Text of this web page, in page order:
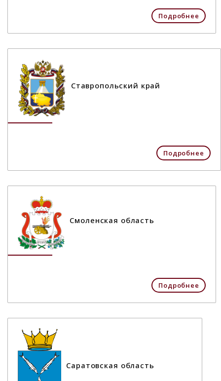
Подробнее
Ставропольский край
Подробнее
Смоленская область
Подробнее
Саратовская область